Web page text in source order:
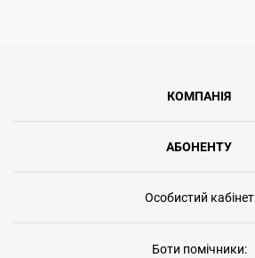
КОМПАНІЯ
АБОНЕНТУ
Особистий кабінет
Боти помічники: